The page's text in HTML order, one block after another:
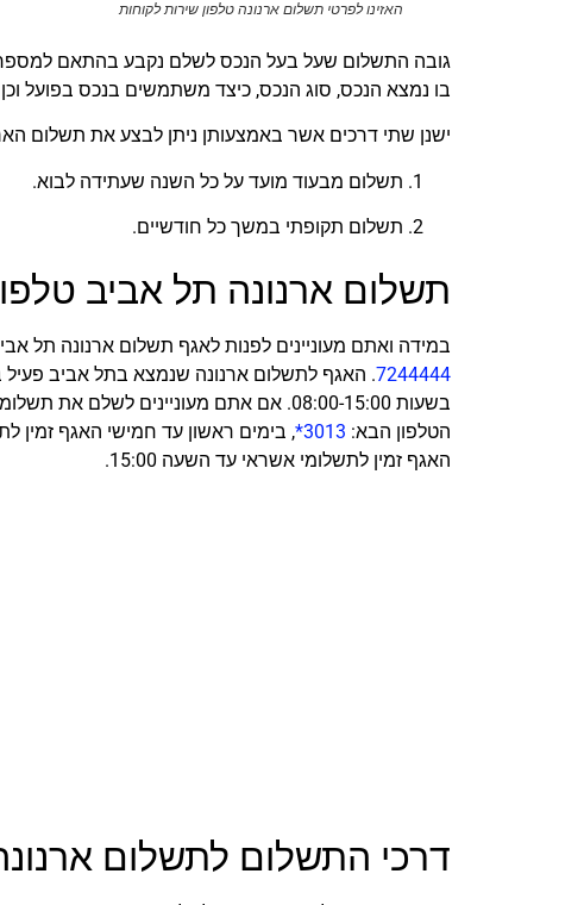
האזינו לפרטי תשלום ארנונה טלפון שירות לקוחות
גובה התשלום שעל בעל הנכס לשלם נקבע בהתאם למספר
בו נמצא הנכס, סוג הנכס, כיצד משתמשים בנכס בפועל
ישנן שתי דרכים אשר באמצעותן ניתן לבצע את תשלום
תשלום מבעוד מועד על כל השנה שעתידה לבוא.
תשלום תקופתי במשך כל חודשיים.
תשלום ארנונה תל אביב
במידה ואתם מעוניינים לפנות לאגף תשלום ארנונה תל
7244444
בשעות 08:00-15:00. אם אתם מעוניינים
הטלפון הבא: 3013* , בימים ראשון עד חמישי האגף זמין
האגף זמין לתשלומי אשראי עד השעה 15:00.
דרכי התשלום לתשלום